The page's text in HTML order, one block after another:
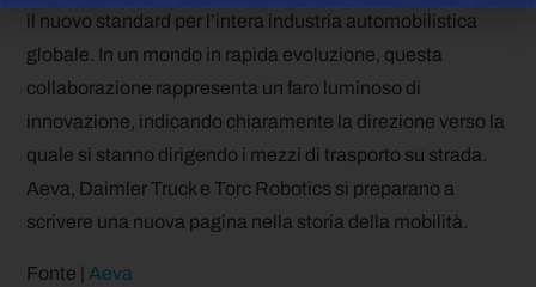
il nuovo standard per l’intera industria automobilistica
globale. In un mondo in rapida evoluzione, questa
collaborazione rappresenta un faro luminoso di
innovazione, indicando chiaramente la direzione verso la
quale si stanno dirigendo i mezzi di trasporto su strada.
Aeva, Daimler Truck e Torc Robotics si preparano a
scrivere una nuova pagina nella storia della mobilità.
Fonte | Aeva